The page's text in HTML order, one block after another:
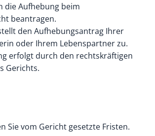
die Aufhebung beim
beantragen.
den Aufhebungsantrag Ihrer
oder Ihrem Lebenspartner zu.
erfolgt durch den rechtskräftigen
Gerichts.
Sie vom Gericht gesetzte Fristen.